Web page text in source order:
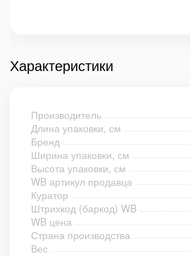
Характеристики
Производитель
Длина упаковки, см
Бренд
Ширина упаковки, см
Высота упаковки, см
WB артикул продавца
Куратор
Штрихкод (баркод) WB
WB цена
Страна производства
Вес